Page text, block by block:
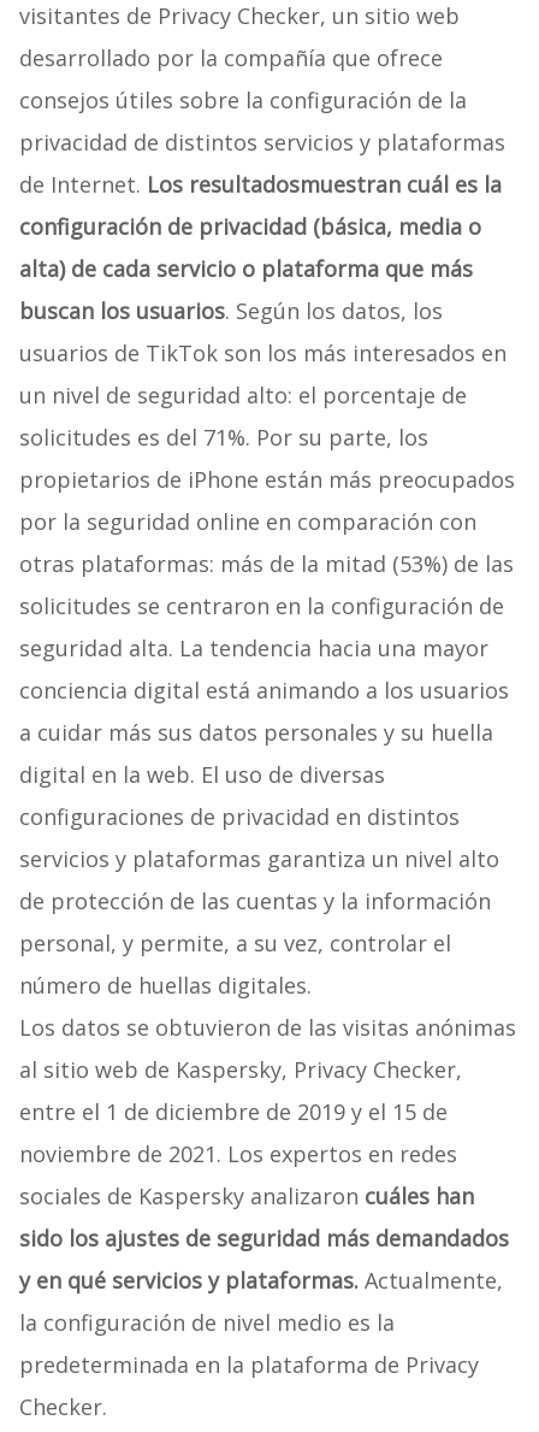
visitantes de Privacy Checker, un sitio web
desarrollado por la compañía que ofrece
consejos útiles sobre la configuración de la
privacidad de distintos servicios y plataformas
de Internet. Los resultadosmuestran cuál es la
configuración de privacidad (básica, media o
alta) de cada servicio o plataforma que más
buscan los usuarios. Según los datos, los
usuarios de TikTok son los más interesados en
un nivel de seguridad alto: el porcentaje de
solicitudes es del 71%. Por su parte, los
propietarios de iPhone están más preocupados
por la seguridad online en comparación con
otras plataformas: más de la mitad (53%) de las
solicitudes se centraron en la configuración de
seguridad alta. La tendencia hacia una mayor
conciencia digital está animando a los usuarios
a cuidar más sus datos personales y su huella
digital en la web. El uso de diversas
configuraciones de privacidad en distintos
servicios y plataformas garantiza un nivel alto
de protección de las cuentas y la información
personal, y permite, a su vez, controlar el
número de huellas digitales.
Los datos se obtuvieron de las visitas anónimas
al sitio web de Kaspersky, Privacy Checker,
entre el 1 de diciembre de 2019 y el 15 de
noviembre de 2021. Los expertos en redes
sociales de Kaspersky analizaron cuáles han
sido los ajustes de seguridad más demandados
y en qué servicios y plataformas. Actualmente,
la configuración de nivel medio es la
predeterminada en la plataforma de Privacy
Checker.